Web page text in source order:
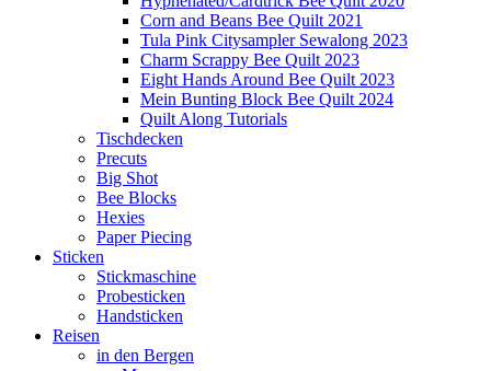
Corn and Beans Bee Quilt 2021
Tula Pink Citysampler Sewalong 2023
Charm Scrappy Bee Quilt 2023
Eight Hands Around Bee Quilt 2023
Mein Bunting Block Bee Quilt 2024
Quilt Along Tutorials
Tischdecken
Precuts
Big Shot
Bee Blocks
Hexies
Paper Piecing
Sticken
Stickmaschine
Probesticken
Handsticken
Reisen
in den Bergen